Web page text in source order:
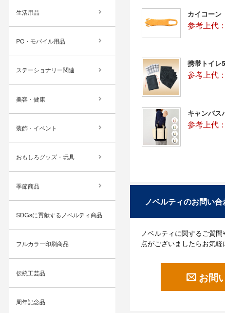
カイコーン
参考上代
携帯トイレ
参考上代
キャンバス
参考上代
ノベルティのお問い合
ノベルティに関するご質
点がございましたらお気軽
お問
生活用品
PC・モバイル用品
ステーショナリー関連
美容・健康
装飾・イベント
おもしろグッズ・玩具
季節商品
SDGsに貢献するノベルティ商品
フルカラー印刷商品
伝統工芸品
周年記念品